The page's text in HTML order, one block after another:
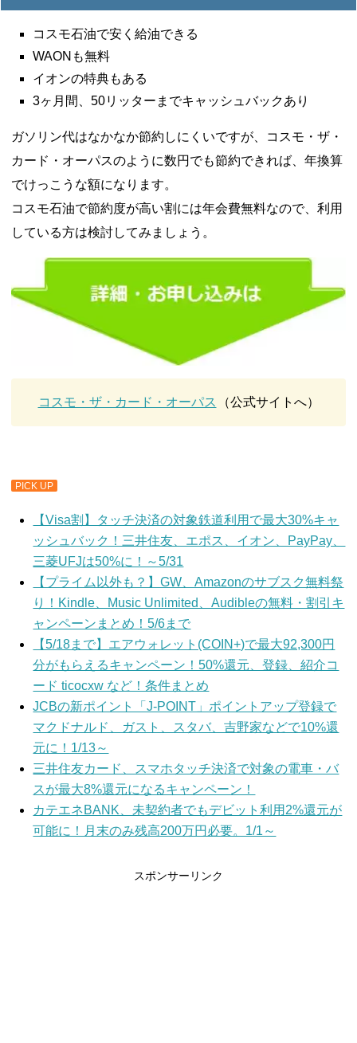
コスモ石油で安く給油できる
WAONも無料
イオンの特典もある
3ヶ月間、50リッターまでキャッシュバックあり
ガソリン代はなかなか節約しにくいですが、コスモ・ザ・
カード・オーパスのように数円でも節約できれば、年換算
でけっこうな額になります。
コスモ石油で節約度が高い割には年会費無料なので、利用
している方は検討してみましょう。
コスモ・ザ・カード・オーパス （公式サイトへ）
PICK UP
【Visa割】タッチ決済の対象鉄道利用で最大30%キャ
ッシュバック！三井住友、エポス、イオン、PayPay、
三菱UFJは50%に！～5/31
【プライム以外も？】GW、Amazonのサブスク無料祭
り！Kindle、Music Unlimited、Audibleの無料・割引キ
ャンペーンまとめ！5/6まで
【5/18まで】エアウォレット(COIN+)で最大92,300円
分がもらえるキャンペーン！50%還元、登録、紹介コ
ード ticocxw など！条件まとめ
JCBの新ポイント「J-POINT」ポイントアップ登録で
マクドナルド、ガスト、スタバ、吉野家などで10%還
元に！1/13～
三井住友カード、スマホタッチ決済で対象の電車・バ
スが最大8%還元になるキャンペーン！
カテエネBANK、未契約者でもデビット利用2%還元が
可能に！月末のみ残高200万円必要。1/1～
スポンサーリンク